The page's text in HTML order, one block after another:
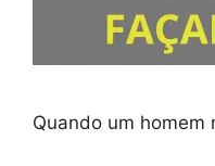
Quando um